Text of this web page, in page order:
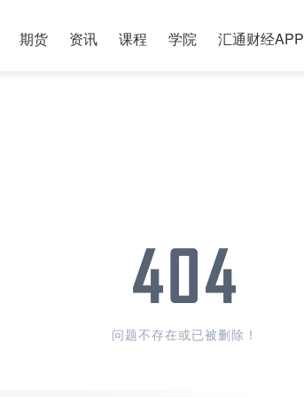
期货 资讯 课程 学院 汇通财经APP
问题不存在或已被删除！